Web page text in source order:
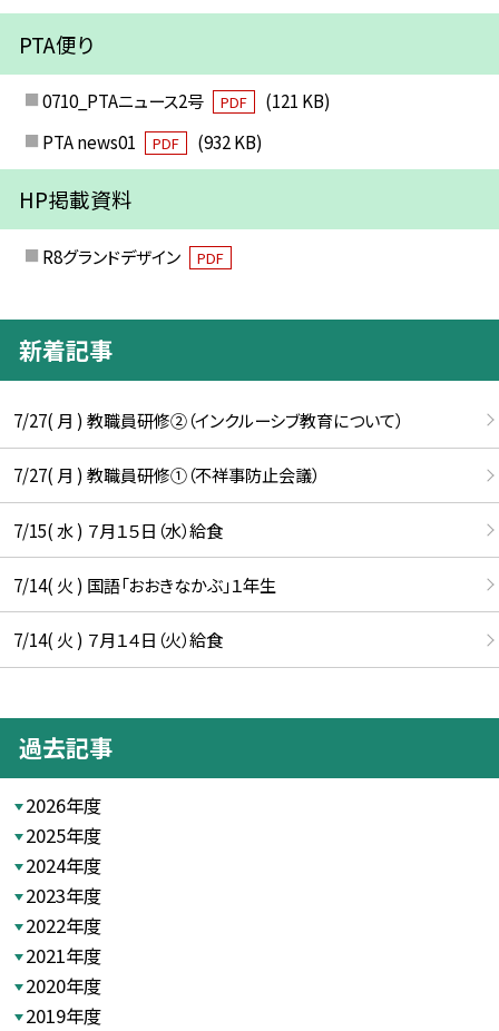
PTA便り
0710_PTAニュース2号 PDF
(121 KB)
PTA news01
PDF (932 KB)
HP掲載資料
R8グランドデザイン PDF
新着記事
7/27( 月 ) 教職員研修②（インクルーシブ教育について）
7/27( 月 ) 教職員研修①（不祥事防止会議）
7/15( 水 ) ７月１５日（水）給食
7/14( 火 ) 国語「おおきなかぶ」１年生
7/14( 火 ) ７月１４日（火）給食
過去記事
2026年度
2025年度
2024年度
2023年度
2022年度
2021年度
2020年度
2019年度